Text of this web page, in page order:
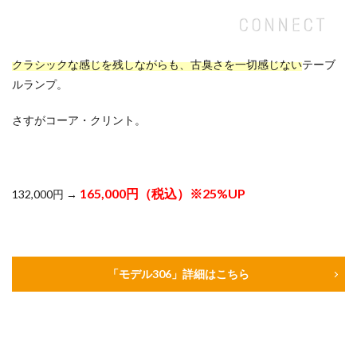
クラシックな感じを残しながらも、古臭さを一切感じないテーブ
ルランプ。
さすがコーア・クリント。
132,000円 → 165,000円（税込）※25%UP
「モデル306」詳細はこちら